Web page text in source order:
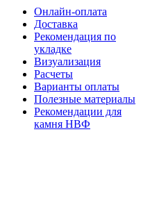
Онлайн-оплата
Доставка
Рекомендация по
укладке
Визуализация
Расчеты
Варианты оплаты
Полезные материалы
Рекомендации для
камня НВФ